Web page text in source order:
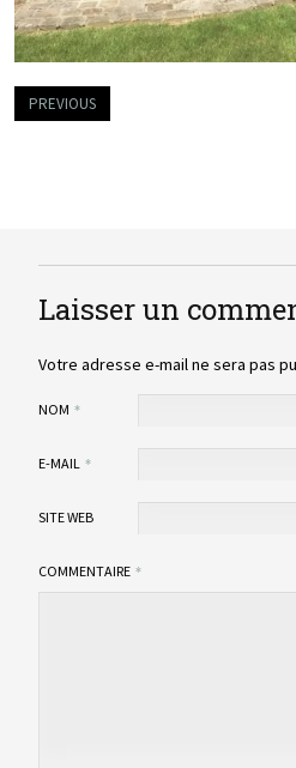
PREVIOUS
Laisser un
Votre adresse e-mail ne sera pas
NOM
E-MAIL
SITE WEB
COMMENTAIRE